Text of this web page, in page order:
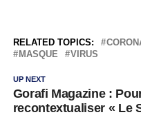
RELATED TOPICS:
MASQUE
VIRUS
UP NEXT
Gorafi Magazine :
recontextualiser « Le